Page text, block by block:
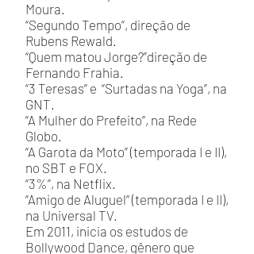
Moura.
“Segundo Tempo”, direção de
Rubens Rewald.
“Quem matou Jorge?”direção de
Fernando Frahia.
“3 Teresas” e “Surtadas na Yoga”, na
GNT.
“A Mulher do Prefeito”, na Rede
Globo.
“A Garota da Moto” (temporada I e II),
no SBT e FOX.
“3%”, na Netflix.
“Amigo de Aluguel” (temporada I e II),
na Universal TV.
Em 2011, inicia os estudos de
Bollywood Dance, gênero que